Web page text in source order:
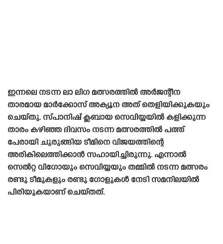
ഇന്നലെ നടന്ന ലാ ലിഗ മത്സരത്തിൽ അർജന്റീന
താരമായ മാർക്കോസ് അക്യൂന അത് തെളിയിക്കുകയും
ചെയ്‌തു. സ്‌പാനിഷ്‌ ക്ലബായ സെവിയ്യയിൽ കളിക്കുന്ന
താരം കഴിഞ്ഞ ദിവസം നടന്ന മത്സരത്തിൽ പത്ത്
പേരായി ചുരുങ്ങിയ ടീമിനെ വിജയത്തിന്റെ
അരികിലെത്തിക്കാൻ സഹായിച്ചിരുന്നു. എന്നാൽ
സെൽറ്റ വിഗോയും സെവിയ്യയും തമ്മിൽ നടന്ന മത്സരം
രണ്ടു ടീമുകളും രണ്ടു ഗോളുകൾ നേടി സമനിലയിൽ
പിരിയുകയാണ് ചെയ്‌തത്.